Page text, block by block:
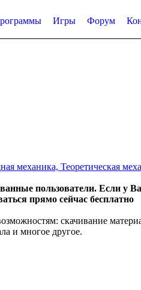
Игры Форум
механика, Теоретическая
пользователи. Если у
прямо сейчас бесплатно
скачивание
и многое другое.